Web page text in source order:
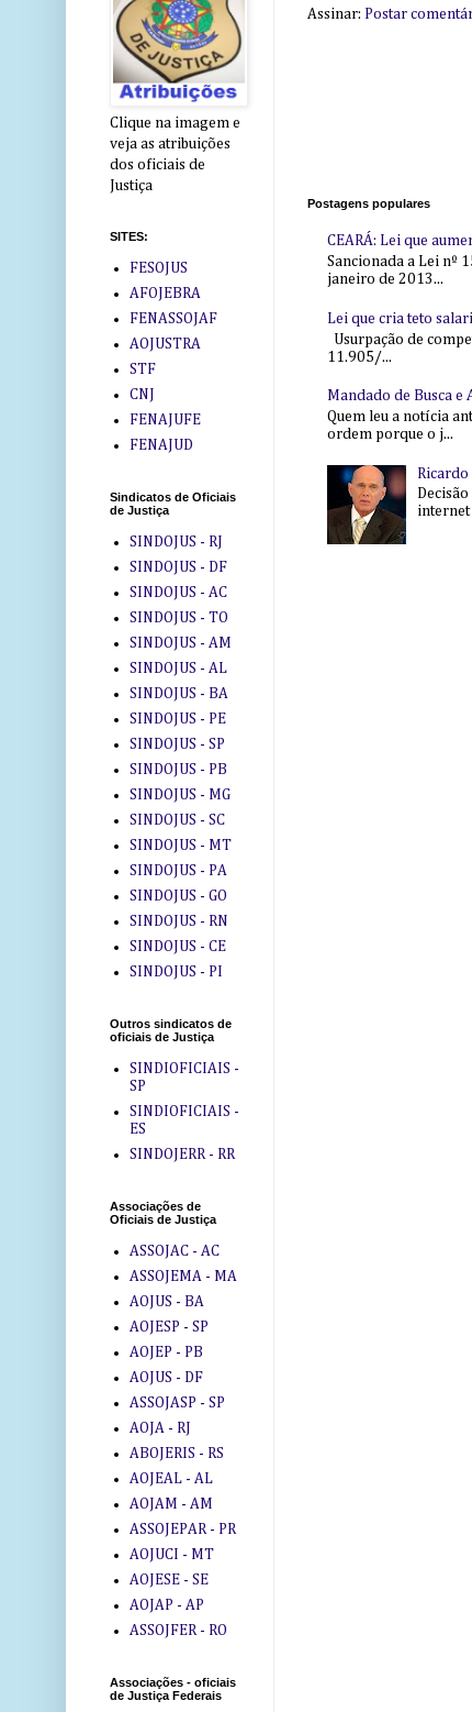
Assinar: Postar
Postagens populares
CEARÁ: Lei que
Sancionada a Lei nº
janeiro de 2013...
Lei que cria teto
Usurpação de
11.905/...
Mandado de Busca
Quem leu a notícia
ordem porque o j...
Ricardo
internet
Clique na imagem e
veja as atribuições
dos oficiais de
Justiça
SITES:
FESOJUS
AFOJEBRA
FENASSOJAF
AOJUSTRA
STF
CNJ
FENAJUFE
FENAJUD
Sindicatos de Oficiais
de Justiça
SINDOJUS - RJ
SINDOJUS - DF
SINDOJUS - AC
SINDOJUS - TO
SINDOJUS - AM
SINDOJUS - AL
SINDOJUS - BA
SINDOJUS - PE
SINDOJUS - SP
SINDOJUS - PB
SINDOJUS - MG
SINDOJUS - SC
SINDOJUS - MT
SINDOJUS - PA
SINDOJUS - GO
SINDOJUS - RN
SINDOJUS - CE
SINDOJUS - PI
Outros sindicatos de
oficiais de Justiça
SINDIOFICIAIS -
SP
SINDIOFICIAIS -
ES
SINDOJERR - RR
Associações de
Oficiais de Justiça
ASSOJAC - AC
ASSOJEMA - MA
AOJUS - BA
AOJESP - SP
AOJEP - PB
AOJUS - DF
ASSOJASP - SP
AOJA - RJ
ABOJERIS - RS
AOJEAL - AL
AOJAM - AM
ASSOJEPAR - PR
AOJUCI - MT
AOJESE - SE
AOJAP - AP
ASSOJFER - RO
Associações - oficiais
de Justiça Federais